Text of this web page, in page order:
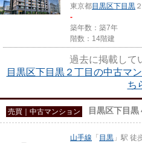
東京都目黒区下目黒
-
築年数：築7年
階数：14階建
過去に掲載して
目黒区下目黒２丁目の中古マ
ち
売買｜中古マンション 目黒区下目
山手線 「目黒 」駅 徒